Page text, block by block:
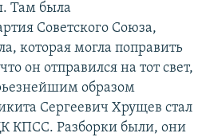
Там была
Советского Союза,
которая могла поправить
он отправился на тот свет,
образом
Сергеевич Хрущев стал
КПСС. Разборки были, они